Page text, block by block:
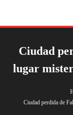
Ciudad
lugar
Ciudad perdida de